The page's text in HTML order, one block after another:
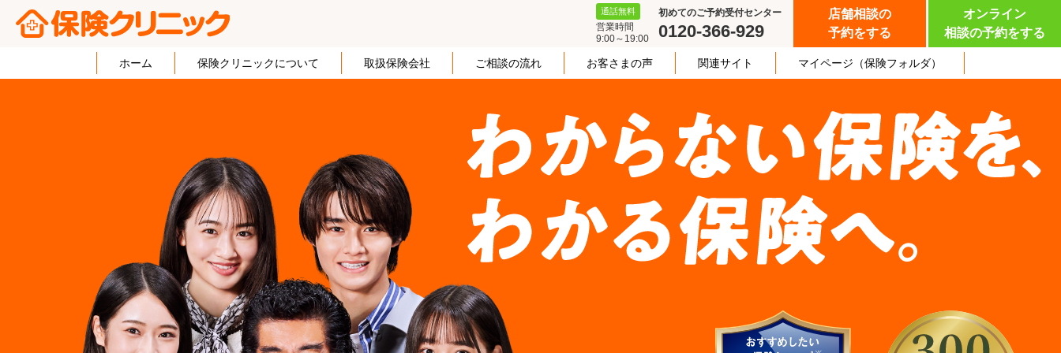
通話無料
営業時間
9:00～19:00
初めてのご予約受付センター
0120-366-929
店舗相談の
予約をする
オンライン
相談の予約をする
ホーム 保険クリニックについて 取扱保険会社 ご相談の流れ お客さまの声 関連サイト マイページ （保険フォルダ）